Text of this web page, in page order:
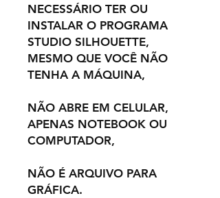
NECESSÁRIO TER OU
INSTALAR O PROGRAMA
STUDIO SILHOUETTE,
MESMO QUE VOCÊ NÃO
TENHA A MÁQUINA,
NÃO ABRE EM CELULAR,
APENAS NOTEBOOK OU
COMPUTADOR,
NÃO É ARQUIVO PARA
GRÁFICA.